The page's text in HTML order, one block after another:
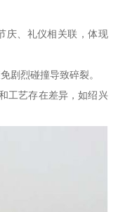
庆、礼仪相关联，体现
剧烈碰撞导致碎裂。
工艺存在差异，如绍兴